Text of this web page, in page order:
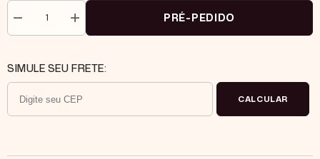
Diminuir
quantidade
Laura
com
shorts
básico
Aumentar
quantidade
Laura
com
básico
PRÉ-PEDIDO
SIMULE SEU FRETE:
CALCULAR